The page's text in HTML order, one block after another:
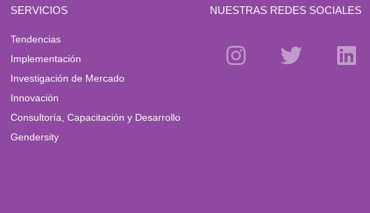
SERVICIOS
Tendencias
Implementación
Investigación de Mercado
Innovación
Consultoría, Capacitación y Desarrollo
Gendersity
NUESTRAS REDES SOCIALES